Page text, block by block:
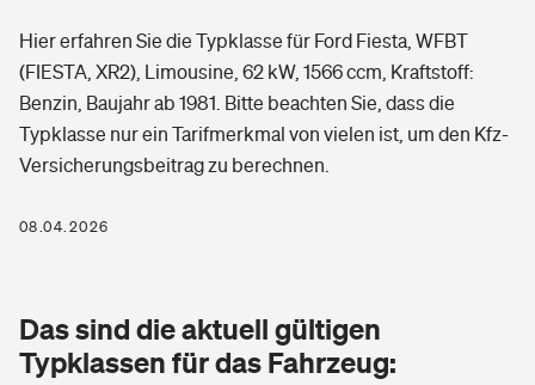
Grundfähigkeitsversicherung
Arbeitsrechtsschutz
Berufshaftpflichtversicherung
Zur Übersicht
Tools
Elementarversicherung
Glasversicherung
Freizeit
Pri­vate Haft­pflicht­
Kinderunfall­ver­si­che­rung
Gesundheit
Private Krankenversicherung
Dread-Disease-Versicherung
Hier erfahren Sie die Typklasse für Ford Fiesta, WFBT
(FIESTA, XR2), Limousine, 62 kW, 1566 ccm, Kraftstoff:
Benzin, Baujahr ab 1981. Bitte beachten Sie, dass die
Typklasse nur ein Tarifmerkmal von vielen ist, um den Kfz-
Versicherungsbeitrag zu berechnen.
08.04.2026
Das sind die aktuell gültigen
Typklassen für das Fahrzeug: